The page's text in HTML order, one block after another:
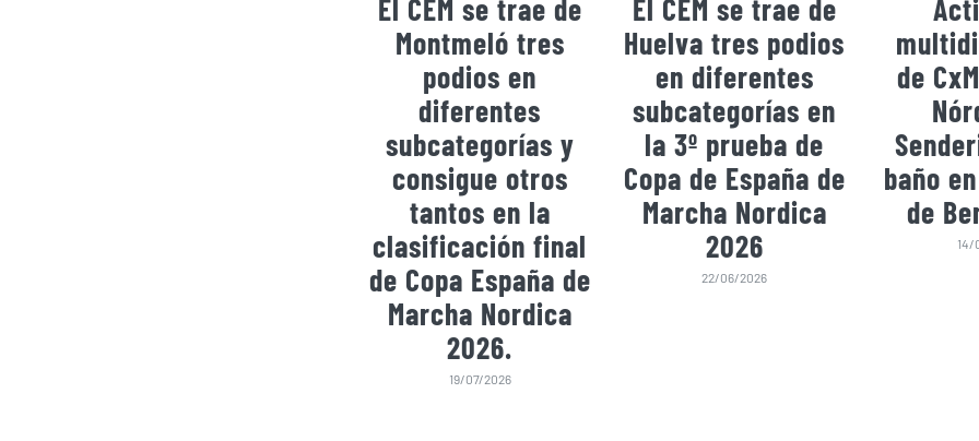
El CEM se trae de
Montmeló tres
podios en
diferentes
subcategorías y
consigue otros
tantos en la
clasificación final
de Copa España de
Marcha Nordica
2026.
19/07/2026
El CEM se trae de
Huelva tres podios
en diferentes
subcategorías en
la 3º prueba de
Copa de España de
Marcha Nordica
2026
22/06/2026
de
baño
de
14/